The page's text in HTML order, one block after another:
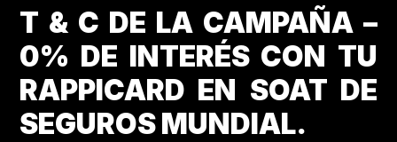
T & C DE LA CAMPAÑA –
0% DE INTERÉS CON TU
RAPPICARD EN SOAT DE
SEGUROS MUNDIAL.